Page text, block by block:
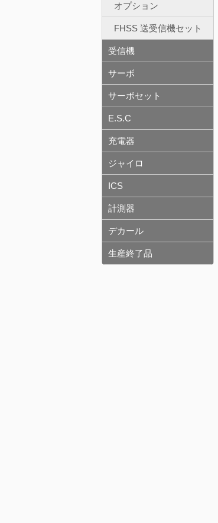
オプション
FHSS 送受信機セット
受信機
サーボ
サーボセット
E.S.C
充電器
ジャイロ
ICS
計測器
デカール
生産終了品